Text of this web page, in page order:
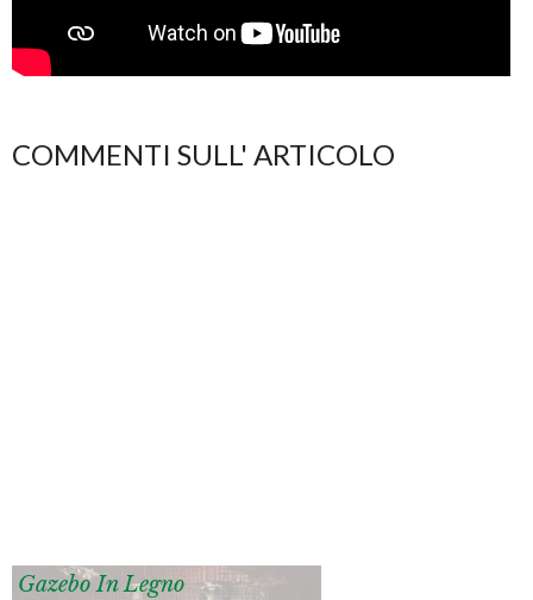
COMMENTI SULL' ARTICOLO
Gazebo In Legno